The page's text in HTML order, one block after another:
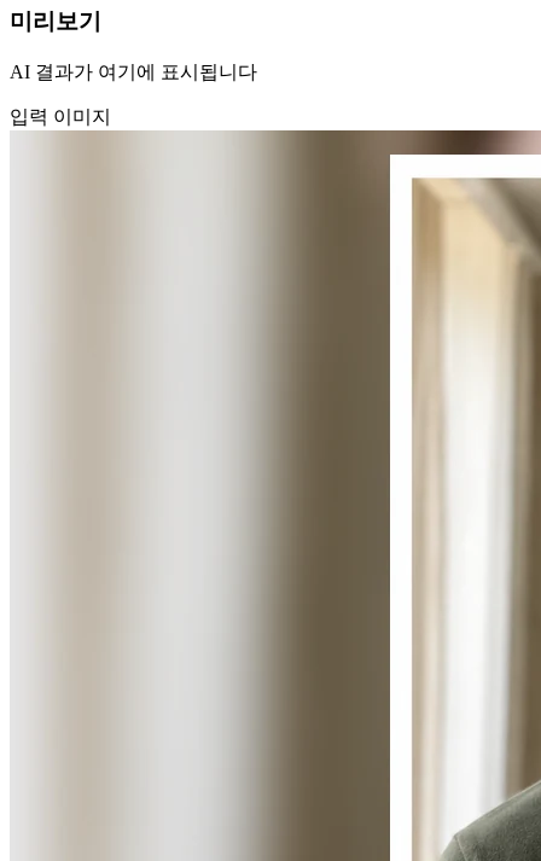
미리보기
AI 결과가 여기에 표시됩니다
입력 이미지